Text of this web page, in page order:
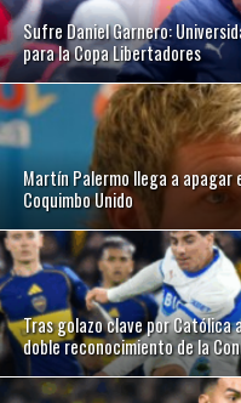
Sufre Daniel Garnero:
para la Copa Libertadores
Martín Palermo llega a apagar
Coquimbo Unido
Tras golazo clave por
doble reconocimiento de la